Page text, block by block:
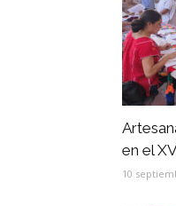
en el
10